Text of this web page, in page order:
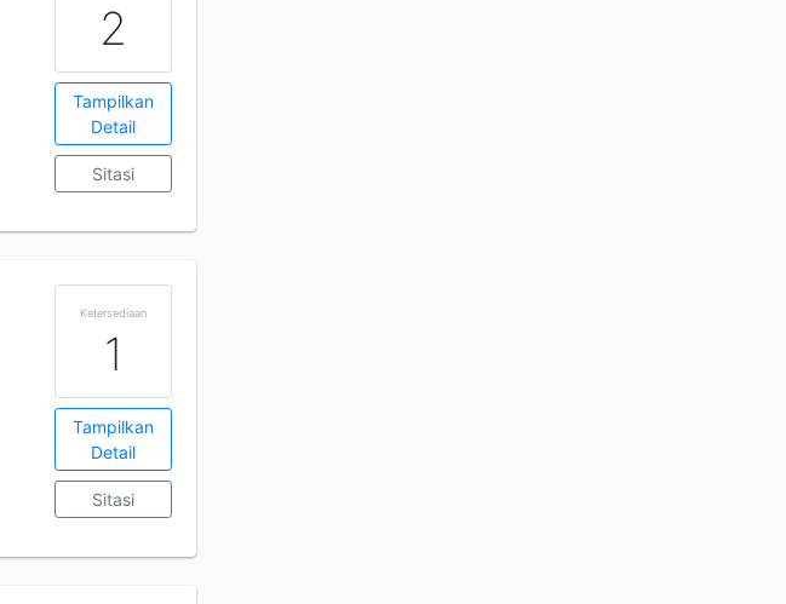
2
Tampilkan
Detail
Sitasi
Ketersediaan
1
Tampilkan
Detail
Sitasi